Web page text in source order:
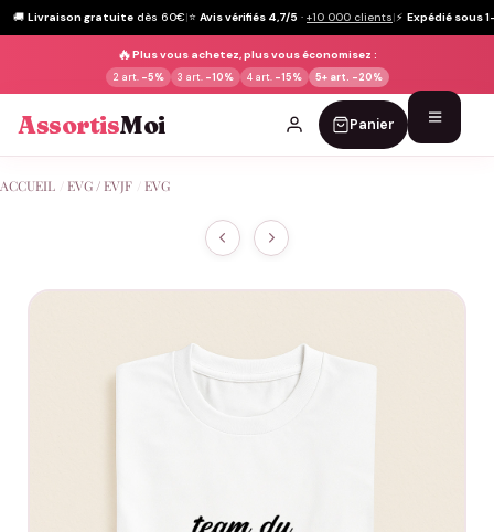
🚚 Livraison gratuite dès 60€|⭐ Avis vérifiés 4,7/5 · +10 000 clients|⚡ Expédié sous
🔥Plus vous achetez, plus vous économisez :
2 art. -5% 3 art. -10% 4 art. -15% 5+ art. -20%
AssortisMoi Panier
au
ACCUEIL EVG / EVJF EVG